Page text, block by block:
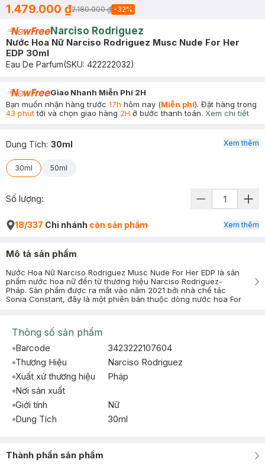
1.479.000 ₫2.180.000 ₫ -32%
Narciso Rodriguez
Nước Hoa Nữ Narciso Rodriguez Musc Nude For Her
EDP 30ml
Eau De Parfum(SKU: 422222032)
Giao Nhanh Miễn Phí 2H
Bạn muốn nhận hàng trước 17h hôm nay (Miễn phí). Đặt hàng trong
43 phúttới và chọn giao hàng 2H ở bước thanh toán. Xem chi tiết
Dung Tích: 30ml
30ml 50ml
Xem thêm
Số lượng:
18/337 Chi nhánh còn sản phẩm Xem thêm
Mô tả sản phẩm
Nước Hoa Nữ Narciso Rodriguez Musc Nude For Her EDP là sản
phẩm nước hoa nữ đến từ thương hiệu Narciso Rodriguez-
Pháp. Sản phẩm được ra mắt vào năm 2021 bởi nhà chế tác
Sonia Constant, đây là một phiên bản thuộc dòng nước hoa For
Thông số sản phẩm
Barcode
3423222107604
Thương Hiệu
Narciso Rodriguez
Xuất xứ thương hiệu
Pháp
Nơi sản xuất
Giới tính
Nữ
Dung Tích
30ml
Thành phần sản phẩm